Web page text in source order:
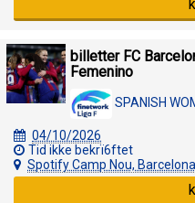
billetter FC
Femenino
SPANISH
04/10/2026
Tid ikke bekrï6ftet
Spotify Camp Nou, Barcelona